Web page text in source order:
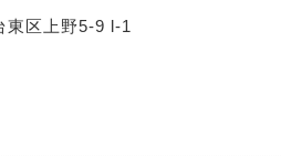
区上野5-9 l-1